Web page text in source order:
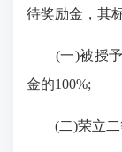
待奖励金，其
(一)被授予
金的100%;
(二)荣立二